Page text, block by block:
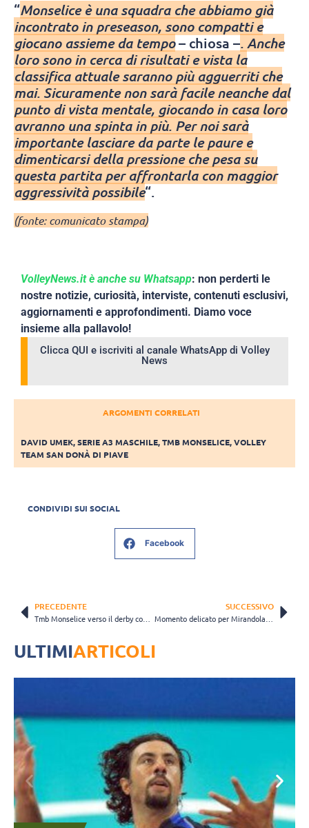
“Monselice è una squadra che abbiamo già
incontrato in preseason, sono compatti e
giocano assieme da tempo– chiosa –. Anche
loro sono in cerca di risultati e vista la
classifica attuale saranno più agguerriti che
mai. Sicuramente non sarà facile neanche dal
punto di vista mentale, giocando in casa loro
avranno una spinta in più. Per noi sarà
importante lasciare da parte le paure e
dimenticarsi della pressione che pesa su
questa partita per affrontarla con maggior
aggressività possibile“.
(fonte: comunicato stampa)
VolleyNews.it è anche su Whatsapp: non perderti le
nostre notizie, curiosità, interviste, contenuti esclusivi,
aggiornamenti e approfondimenti. Diamo voce
insieme alla pallavolo!
Clicca QUI e iscriviti al canale WhatsApp di Volley
News
ARGOMENTI CORRELATI
DAVID UMEK,SERIE A3 MASCHILE,TMB MONSELICE,VOLLEY
TEAM SAN DONÀ DI PIAVE
CONDIVIDI SUI SOCIAL
Facebook
PRECEDENTE SUCCESSIVO
ULTIMIARTICOLI